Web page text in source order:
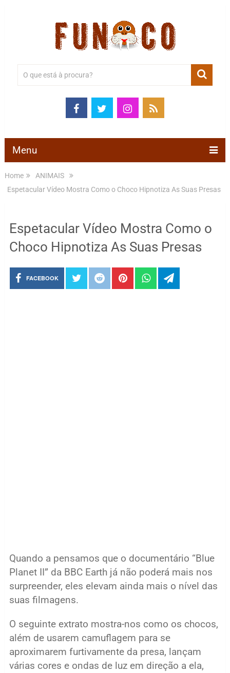
Menu
Home
ANIMAIS
Espetacular Vídeo Mostra Como o Choco Hipnotiza As Suas Presas
Espetacular Vídeo Mostra Como o
Choco Hipnotiza As Suas Presas
FACEBOOK
Quando a pensamos que o documentário “Blue
Planet II” da BBC Earth já não poderá mais nos
surpreender, eles elevam ainda mais o nível das
suas filmagens.
O seguinte extrato mostra-nos como os chocos,
além de usarem camuflagem para se
aproximarem furtivamente da presa, lançam
várias cores e ondas de luz em direção a ela,